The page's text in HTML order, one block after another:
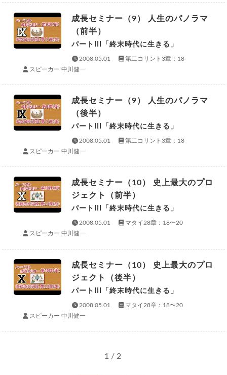
成長セミナー（9） 人生のパノラマ
（前半）
パートIII「終末時代に生きる」
2008.05.01
第二コリント3章：18
スピーカー 中川健一
成長セミナー（9） 人生のパノラマ
（後半）
パートIII「終末時代に生きる」
2008.05.01
第二コリント3章：18
スピーカー 中川健一
成長セミナー（10） 史上最大のプロ
ジェクト（前半）
パートIII「終末時代に生きる」
2008.05.01
マタイ28章：18〜20
スピーカー 中川健一
成長セミナー（10） 史上最大のプロ
ジェクト（後半）
パートIII「終末時代に生きる」
2008.05.01
マタイ28章：18〜20
スピーカー 中川健一
1 / 2